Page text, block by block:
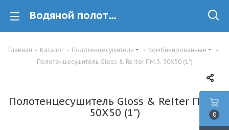
Водяной полотенцесушитель Gloss & Reiter ПМ.3. 50Х50 (1
Главная - Каталог - Полотенцесушители - Комбинированные
-
Полотенцесушитель Gloss & Reiter ПМ.3. 50Х50 (1")
Полотенцесушитель Gloss & Reiter ПМ.3.
50Х50 (1")
0